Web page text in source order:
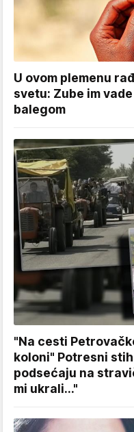
U ovom plemenu
svetu: Zube im
balegom
"Na cesti
koloni" Potresni
podsećaju na
mi ukrali..."